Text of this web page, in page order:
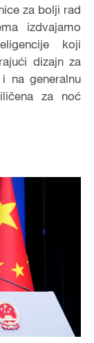
za bolji rad
izdvajamo
koji
dizajn za
na generalnu
za noć